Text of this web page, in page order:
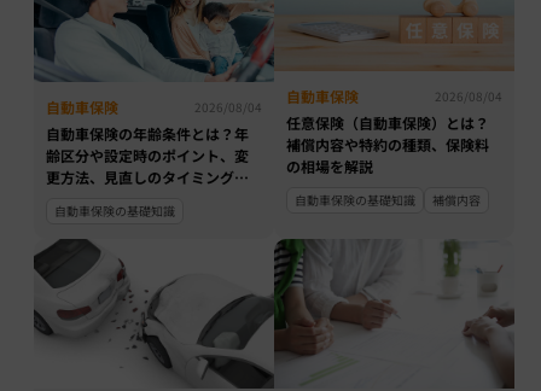
自動車保険 2026/08/04
自動車保険の年齢条件とは？年
齢区分や設定時のポイント、変
更方法、見直しのタイミングも
自動車保険の基礎知識
自動車保険 2026/08/04
任意保険（自動車保険）とは？
補償内容や特約の種類、保険料
の相場を解説
自動車保険の基礎知識 補償内容